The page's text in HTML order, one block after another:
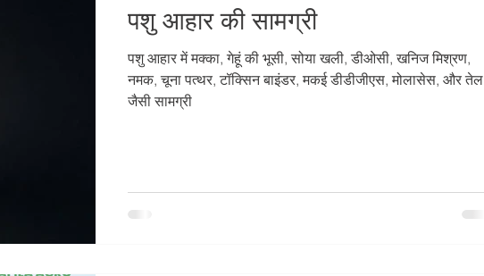
पशु आहार की सामग्री
पशु आहार में मक्का, गेहूं की भूसी, सोया खली, डीओसी, खनिज मिश्रण,
नमक, चूना पत्थर, टॉक्सिन बाइंडर, मकई डीडीजीएस, मोलासेस, और तेल
जैसी सामग्री